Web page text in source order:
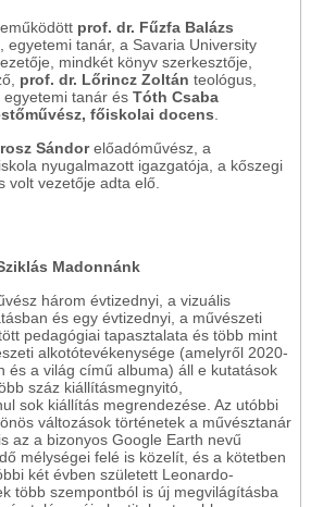
prof. dr. Fűzfa Balázs
, egyetemi tanár, a Savaria University
mindkét könyv szerkesztője,
prof. dr. Lőrincz Zoltán teológus,
tanár és Tóth Csaba
főiskolai docens
Sándorelőadóművész, a
nyugalmazott igazgatója, a kőszegi
volt vezetője adta elő.
Madonnánk
három évtizednyi, a vizuális
és egy évtizednyi, a művészeti
pedagógiai tapasztalata és több mint
alkotótevékenysége (amelyről 2020-
és a világ című albuma) áll e kutatások
száz kiállításmegnyitó,
sok kiállítás megrendezése. Az utóbbi
változások történetek a művésztanár
az a bizonyos Google Earth nevű
mélységei felé is közelít, és a kötetben
két évben született Leonardo-
több szempontból is új megvilágításba